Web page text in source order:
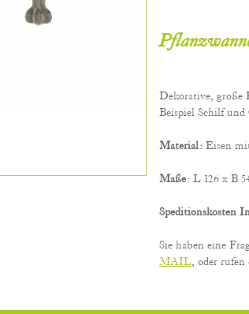
Dekorative, große
Beispiel Schilf und
Material: Eisen
Maße: L 126 x B
Speditionskosten
Sie haben eine
MAIL, oder rufen